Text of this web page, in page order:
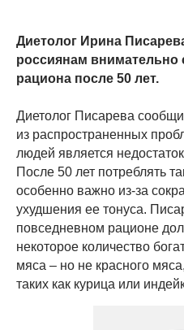
Диетолог Ирина
россиянам внимательно
рациона после 50 лет.
Диетолог Писарева
из распространенных
людей является
После 50 лет потреблять
особенно важно из-за
ухудшения ее тонуса.
повседневном рационе
некоторое количество
мяса – но не красного
таких как курица или